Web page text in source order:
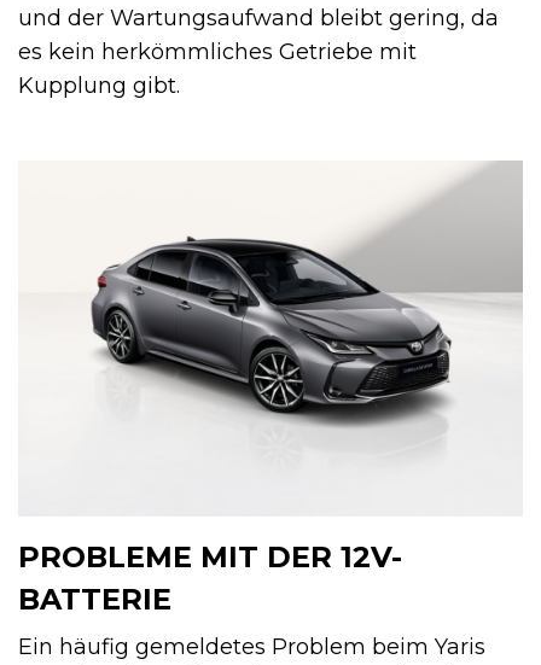
und der Wartungsaufwand bleibt gering, da
es kein herkömmliches Getriebe mit
Kupplung gibt.
PROBLEME MIT DER 12V-
BATTERIE
Ein häufig gemeldetes Problem beim Yaris